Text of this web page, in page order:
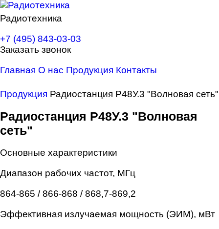
Радиотехника
+7 (495) 843-03-03
Заказать звонок
Главная О нас Продукция Контакты
Продукция Радиостанция Р48У.3 "Волновая сеть"
Радиостанция Р48У.3 "Волновая
сеть"
Основные характеристики
Диапазон рабочих частот, МГц
864-865 / 866-868 / 868,7-869,2
Эффективная излучаемая мощность (ЭИМ), мВт